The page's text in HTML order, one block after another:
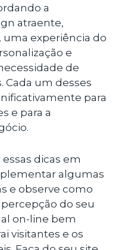
a
atraente,
experiência do
e
de
Cada um desses
para
e para a
dicas em
algumas
e observe como
do seu
on-line bem
visitantes e os